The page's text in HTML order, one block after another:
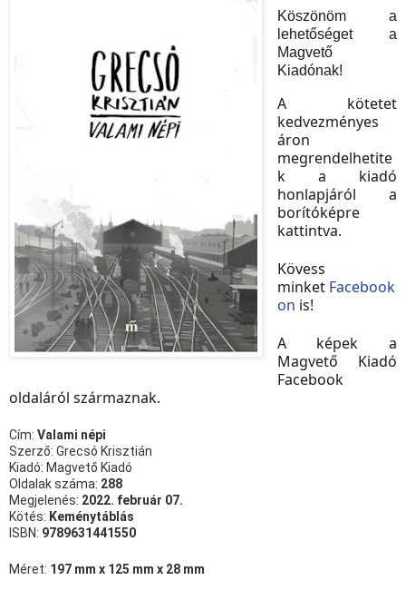
Köszönöm a
lehetőséget a
Magvető
Kiadónak!
A kötetet
kedvezményes
áron
megrendelhetite
k a kiadó
honlapjáról a
borítóképre
kattintva.
Kövess
minket Facebook
on is!
A képek a
Magvető Kiadó
Facebook
oldaláról származnak.
Cím: Valami népi
Szerző: Grecsó Krisztián
Kiadó: Magvető Kiadó
Oldalak száma: 288
Megjelenés: 2022. február 07.
Kötés: Keménytáblás
ISBN: 9789631441550
Méret: 197 mm x 125 mm x 28 mm